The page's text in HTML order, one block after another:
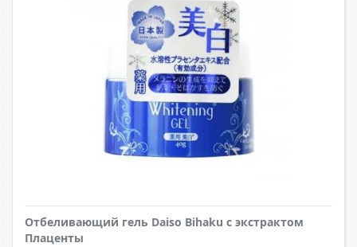
Отбеливающий гель Daiso Bihaku с экстрактом
Плаценты